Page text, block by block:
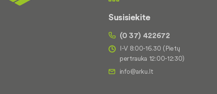
Susisiekite
(0 37) 422672
I-V 8:00-16.30 (Pietų
pertrauka 12:00-12:30)